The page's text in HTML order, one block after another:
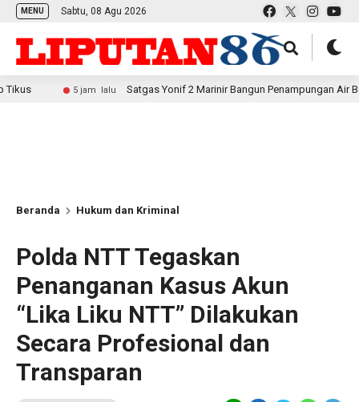
MENU Sabtu, 08 Agu 2026
5 jam lalu Satgas Yonif 2 Marinir Bangun Penampungan Air Bersama
Beranda Hukum dan Kriminal
Polda NTT Tegaskan
Penanganan Kasus Akun
“Lika Liku NTT” Dilakukan
Secara Profesional dan
Transparan